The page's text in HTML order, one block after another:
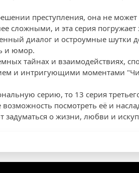
преступления, она не
сложными, и эта серия
диалог и остроумные шутки
и юмор.
тайнах и взаимодействиях,
и интригующими моментами
серию, то 13 серия
посмотреть её и
задуматься о жизни, любви и